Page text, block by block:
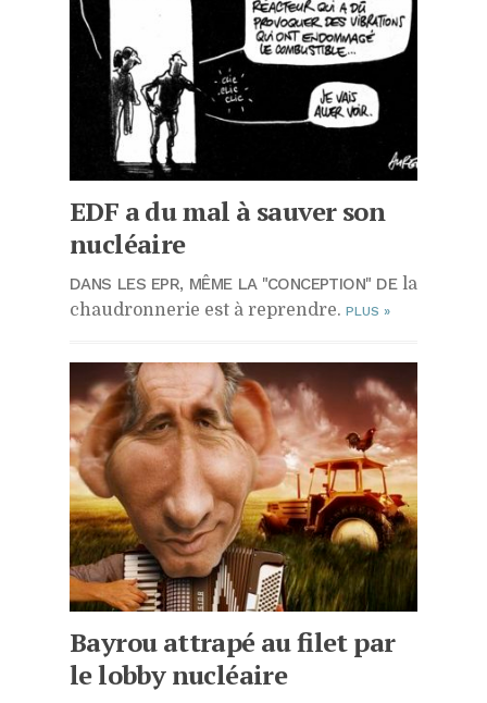
EDF a du mal à sauver son
nucléaire
DANS LES EPR, MÊME LA "CONCEPTION" DEla
chaudronnerie est à reprendre. PLUS »
Bayrou attrapé au filet par
le lobby nucléaire